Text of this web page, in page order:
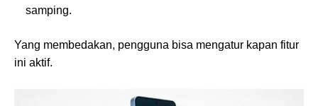
samping.
Yang membedakan, pengguna bisa mengatur kapan fitur
ini aktif.